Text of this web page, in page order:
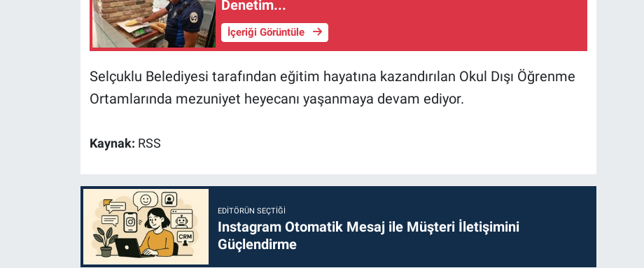
Denetim...
İçeriği Görüntüle
Selçuklu Belediyesi tarafından eğitim hayatına kazandırılan Okul Dışı Öğrenme
Ortamlarında mezuniyet heyecanı yaşanmaya devam ediyor.
Kaynak: RSS
EDITÖRÜN SEÇTIĞI
Instagram Otomatik Mesaj ile Müşteri İletişimini
Güçlendirme